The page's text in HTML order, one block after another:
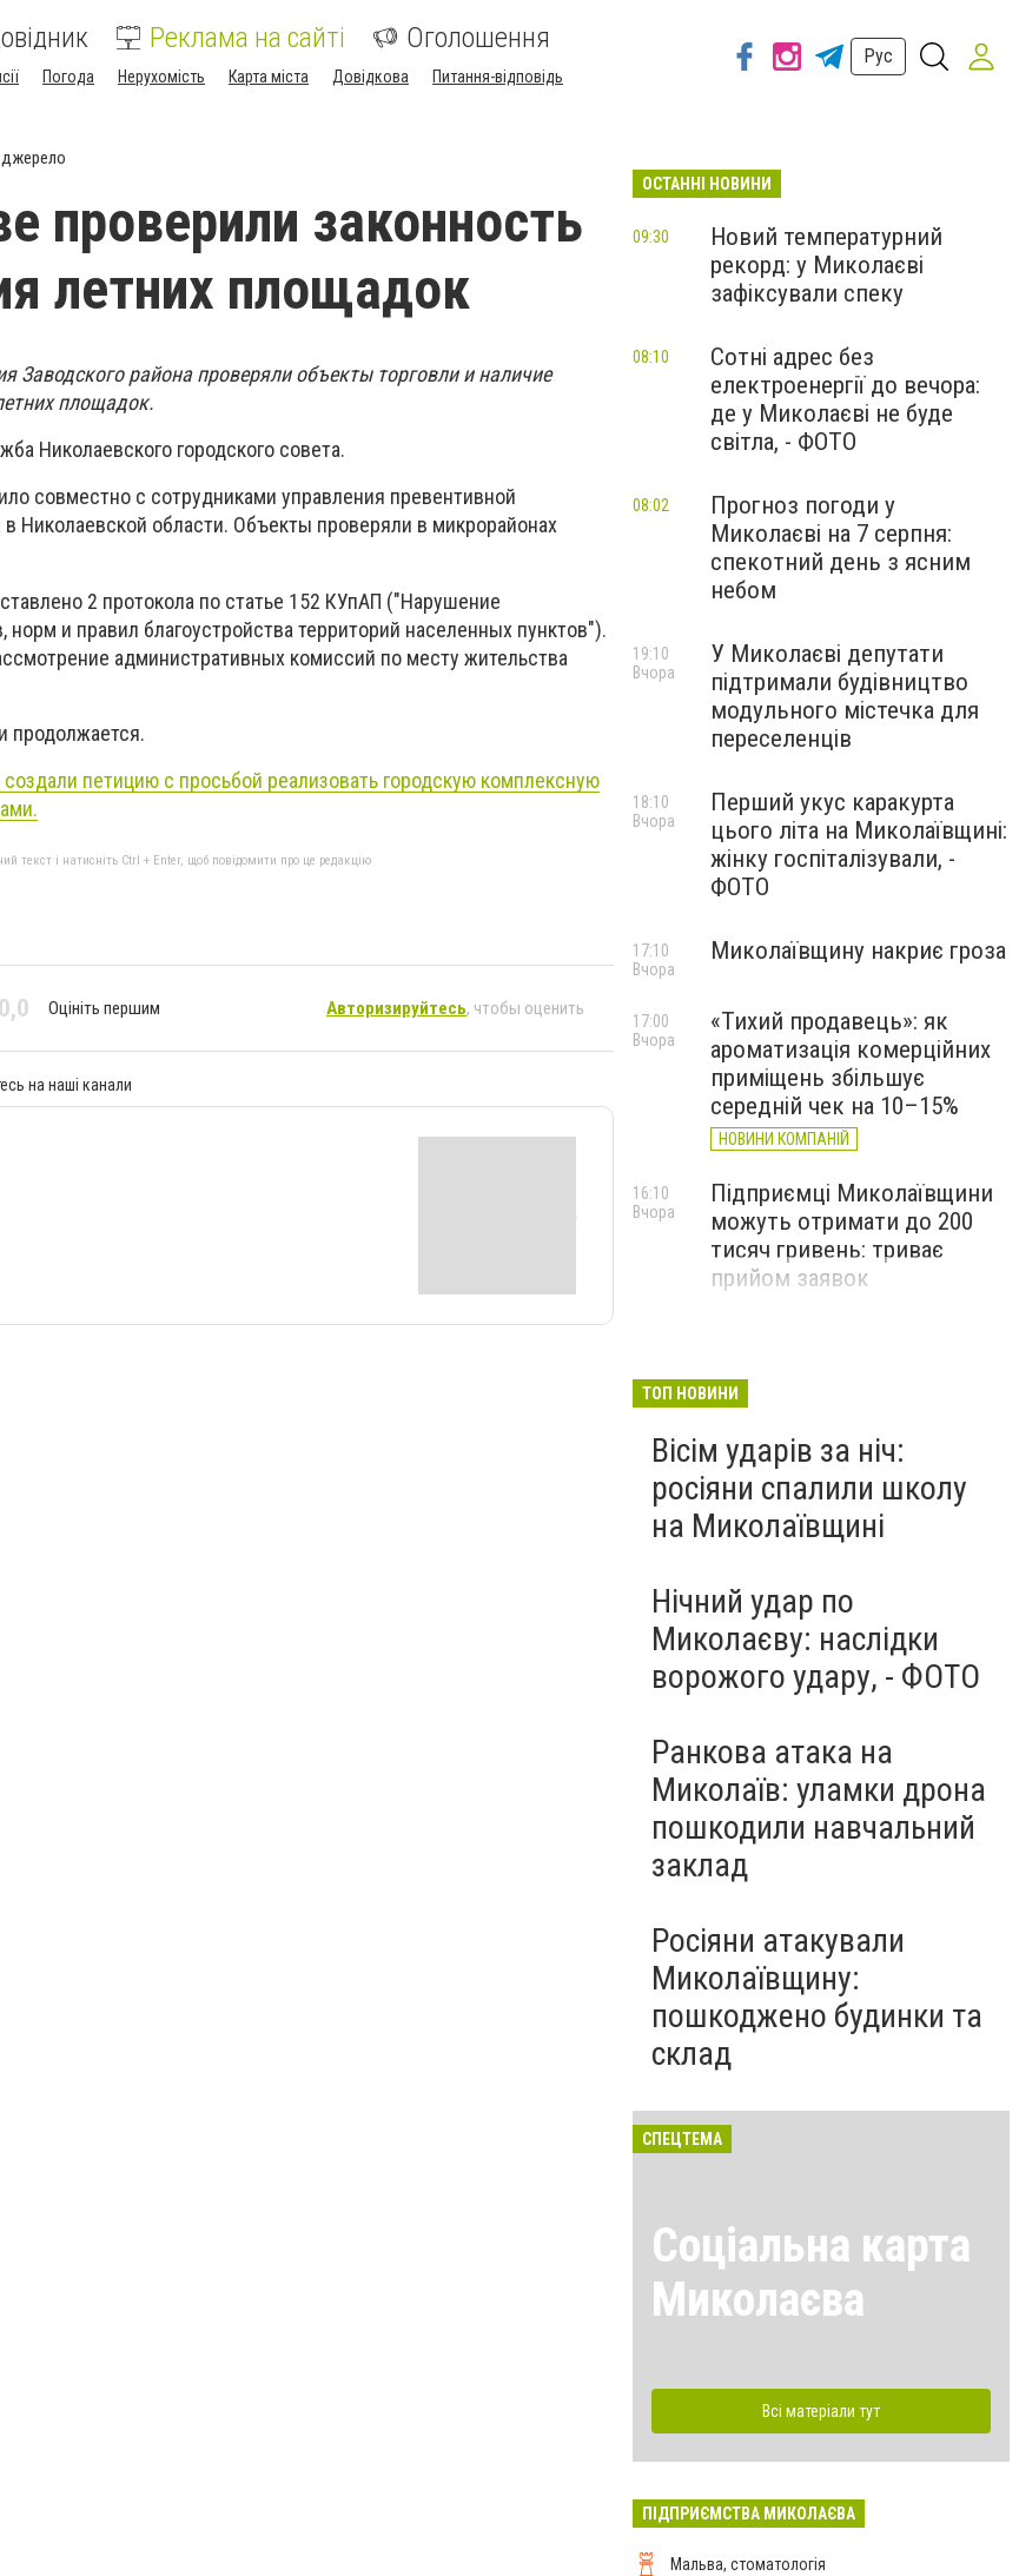
Реклама на сайті Оголошення
Погода Нерухомість Карта міста Довідкова Питання-відповідь
Рус
проверили законность
летних площадок
Заводского района проверяли объекты торговли и наличие
площадок.
Николаевского городского совета.
совместно с сотрудниками управления превентивной
Николаевской области. Объекты проверяли в микрорайонах
2 протокола по статье 152 КУпАП ("Нарушение
норм и правил благоустройства территорий населенных пунктов").
административных комиссий по месту жительства
продолжается.
петицию с просьбой реализовать городскую комплексную
текст і натисніть Ctrl + Enter, щоб повідомити про це редакцію
0,0 Оцініть першим Авторизируйтесь, чтобы оценить
на наші канали
ОСТАННІ НОВИНИ
Новий температурний
рекорд: у Миколаєві
зафіксували спеку
09:30
Сотні адрес без
електроенергії до вечора:
де у Миколаєві не буде
світла, - ФОТО
08:10
Прогноз погоди у
Миколаєві на 7 серпня:
спекотний день з ясним
небом
08:02
У Миколаєві депутати
підтримали будівництво
модульного містечка для
переселенців
19:10
Вчора
Перший укус каракурта
цього літа на Миколаївщині:
жінку госпіталізували, -
ФОТО
18:10
Вчора
Миколаївщину накриє гроза
17:10
Вчора
«Тихий продавець»: як
ароматизація комерційних
приміщень збільшує
середній чек на 10–15%
НОВИНИ КОМПАНІЙ
17:00
Вчора
Підприємці Миколаївщини
можуть отримати до 200
тисяч гривень: триває
прийом заявок
16:10
Вчора
ТОП НОВИНИ
Вісім ударів за ніч:
росіяни спалили школу
на Миколаївщині
Нічний удар по
Миколаєву: наслідки
ворожого удару, - ФОТО
Ранкова атака на
Миколаїв: уламки дрона
пошкодили навчальний
заклад
Росіяни атакували
Миколаївщину:
пошкоджено будинки та
склад
СПЕЦТЕМА
Соціальна карта
Миколаєва
Всі матеріали тут
ПІДПРИЄМСТВА МИКОЛАЄВА
Мальва, стоматологія